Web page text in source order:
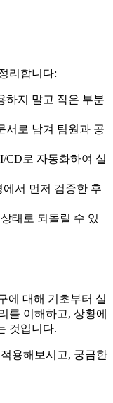
리합니다:
하지 말고 작은 부분
서로 남겨 팀원과 공
CD로 자동화하여 실
서 먼저 검증한 후
태로 되돌릴 수 있
에 대해 기초부터 실
를 이해하고, 상황에
것입니다.
용해보시고, 궁금한